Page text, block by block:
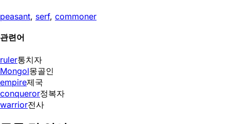
peasant, serf, commoner
관련어
ruler통치자
Mongol몽골인
empire제국
conqueror정복자
warrior전사